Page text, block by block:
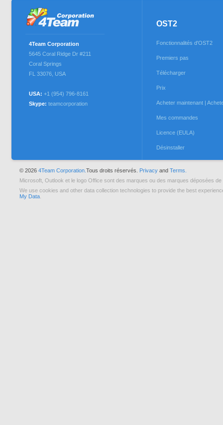
4Team Corporation
5645 Coral Ridge Dr #211
Coral Springs
FL 33076 USA
USA: +1 (954) 796-8161
Skype: teamcorporation
OST2
Fonctionnalités d'OST2
Premiers pas
Télécharger
Prix
Acheter maintenant |
Mes commandes
Licence (EULA)
Désinstaller
© 2026 4Team Corporation. Tous droits réservés. Privacy and Terms.
Microsoft, Outlook et le logo Office sont des marques ou des marques déposées
We use cookies and other data collection technologies to provide the best
My Data